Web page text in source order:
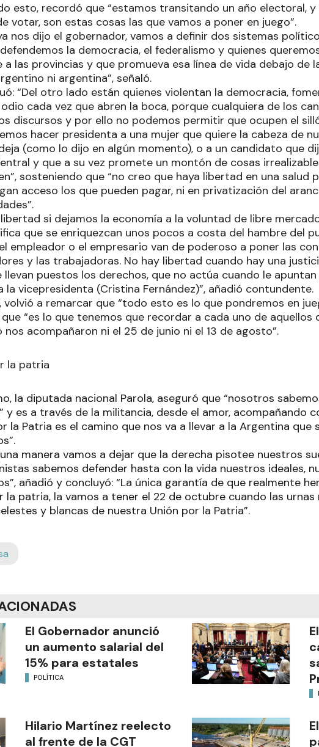
esto, recordó que “estamos transitando un año electoral,
votar, son estas cosas las que vamos a poner en juego”.
nos dijo el gobernador, vamos a definir dos sistemas
la democracia, el federalismo y quienes
a las provincias y que promueva esa línea de vida debajo de
ni argentina”, señaló.
“Del otro lado están quienes violentan la democracia,
cada vez que abren la boca, porque cualquiera de los
discursos y por ello no podemos permitir que ocupen el
hacer presidenta a una mujer que quiere la cabeza de
(como lo dijo en algún momento), o a un candidato que
y que a su vez promete un montón de cosas
sosteniendo que “no creo que haya libertad en una salud
acceso los que pueden pagar, ni en privatización del
libertad si dejamos la economía a la voluntad de libre
que se enriquezcan unos pocos a costa del hambre del
empleador o el empresario van de poderoso a poner las
y las trabajadoras. No hay libertad cuando hay una
llevan puestos los derechos, que no actúa cuando le
la vicepresidenta (Cristina Fernández)”, añadió contundente.
volvió a remarcar que “todo esto es lo que pondremos en
“es lo que tenemos que recordar a cada uno de aquellos
nos acompañaron ni el 25 de junio ni el 13 de agosto”.
la patria
la diputada nacional Parola, aseguró que “nosotros
y es a través de la militancia, desde el amor, acompañando
la Patria es el camino que nos va a llevar a la Argentina que
manera vamos a dejar que la derecha pisotee nuestros
sabemos defender hasta con la vida nuestros ideales,
añadió y concluyó: “La única garantía de que realmente
la patria, la vamos a tener el 22 de octubre cuando las
y blancas de nuestra Unión por la Patria”.
El Gobernador anunció
un aumento salarial del
15% para estatales
POLÍTICA
Hilario Martínez reelecto
al frente de la CGT